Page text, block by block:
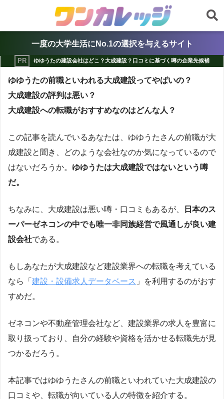
一度の大学生活にNo.1の選択を与えるサイト
ゆゆうたの建設会社はどこ？大成建設？口コミに基づく噂の企業先候補
ゆゆうたの前職といわれる大成建設ってやばいの？
大成建設の評判は悪い？
大成建設への転職がおすすめなのはどんな人？
この記事を読んでいるあなたは、ゆゆうたさんの前職が大
成建設と聞き、どのような会社なのか気になっているので
はないだろうか。 ゆゆうたは大成建設ではないという噂
だ。
ちなみに、大成建設は悪い噂・口コミもあるが、
日本のス
ーパーゼネコンの中でも唯一非同族経営で風通しが良い建
設会社である。
もしあなたが大成建設など建設業界への転職を考えている
なら「 建設・設備求人データベース 」を利用するのがおす
すめだ。
ゼネコンや不動産管理会社など、建設業界の求人を豊富に
取り扱っており、自分の経験や資格を活かせる転職先が見
つかるだろう。
本記事ではゆゆうたさんの前職といわれていた大成建設の
口コミや、転職が向いている人の特徴を紹介する。